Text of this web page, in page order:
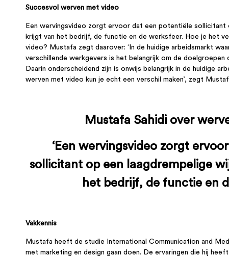
Succesvol werven met video
Een wervingsvideo zorgt ervoor dat een potentiële sollicitant
krijgt van het bedrijf, de functie en de werksfeer. Hoe je het
video? Mustafa zegt daarover: ‘In de huidige arbeidsmarkt
verschillende werkgevers is het belangrijk om de doelgroepen
Daarin onderscheidend zijn is onwijs belangrijk in de huidige
werven met video kun je echt een verschil maken’, zegt
Mustafa Sahidi over
‘Een wervingsvideo zorgt
sollicitant op een laagdrempelige
het bedrijf, de functie en
Vakkennis
Mustafa heeft de studie International Communication and
met marketing en design gaan doen. De ervaringen die hij